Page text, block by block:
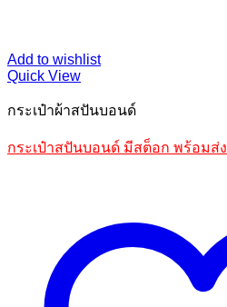
Add to wishlist
Quick View
กระเป๋าผ้าสปันบอนด์
กระเป๋าสปันบอนด์ มีสต็อก พร้อมส่ง